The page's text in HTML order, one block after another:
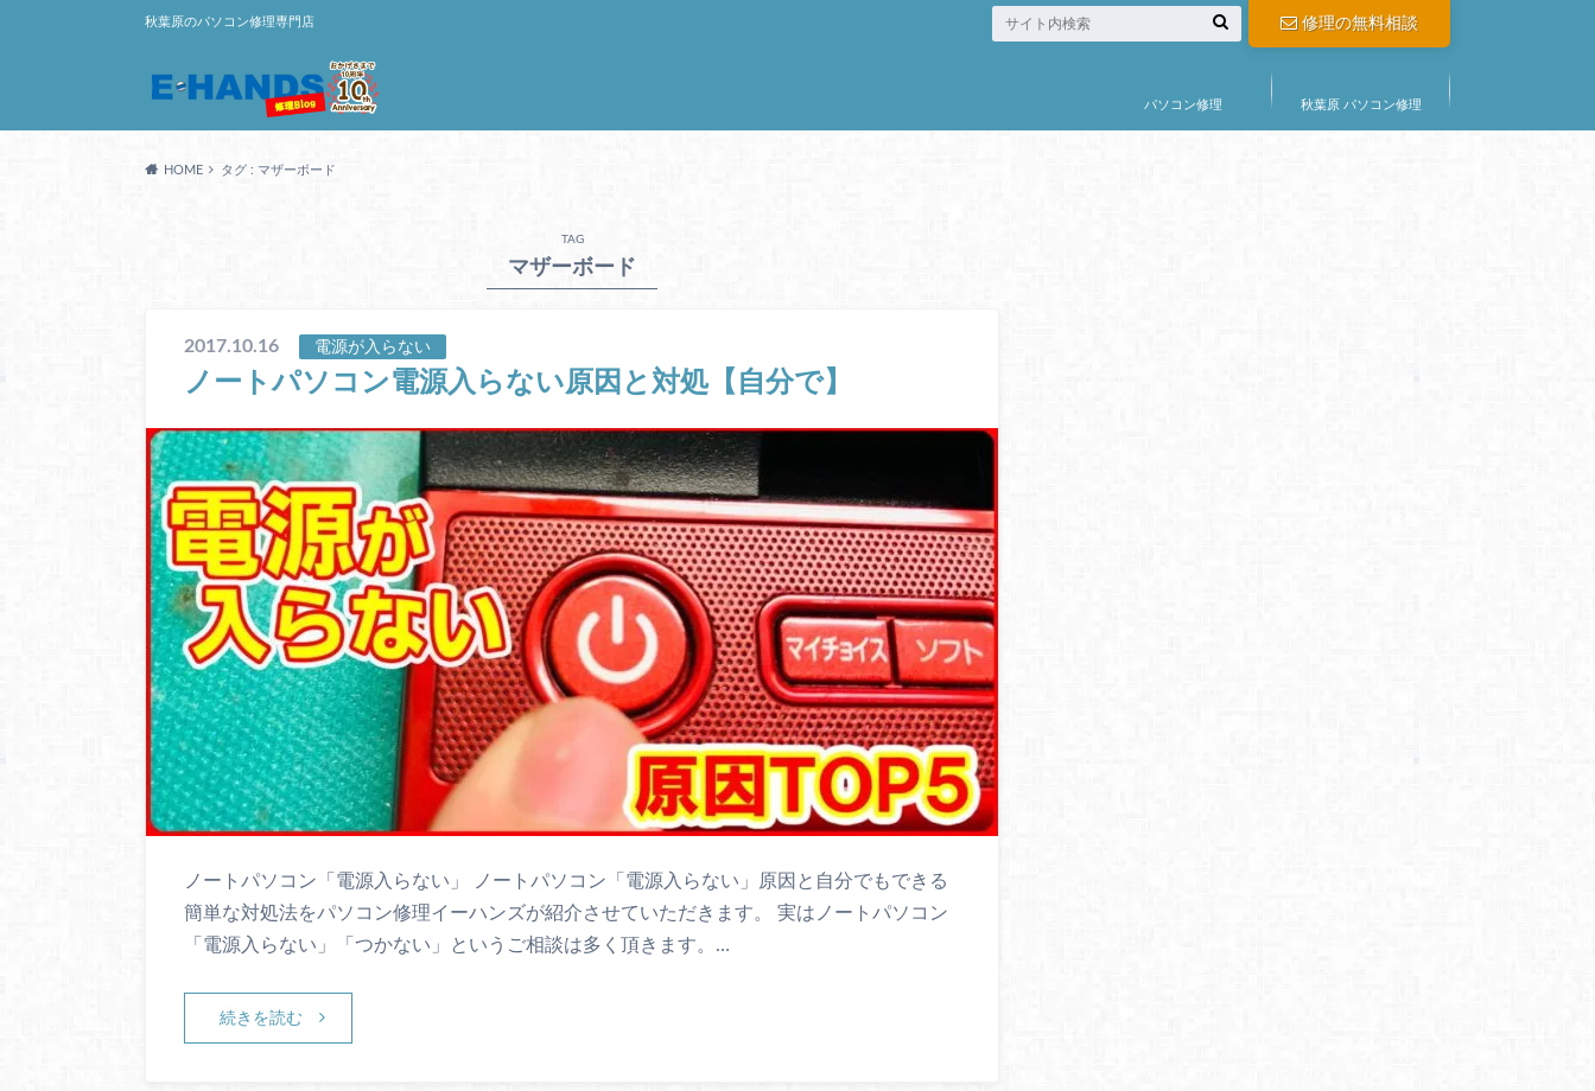
秋葉原のパソコン修理専門店 修理の無料相談
パソコン修理 秋葉原 パソコン修理
HOME タグ : マザーボード
TAG
マザーボード
2017.10.16 電源が入らない
ノートパソコン電源入らない原因と対処【自分で】
ノートパソコン「電源入らない」 ノートパソコン「電源入らない」原因と自分でもできる
簡単な対処法をパソコン修理イーハンズが紹介させていただきます。 実はノートパソコン
「電源入らない」「つかない」というご相談は多く頂きます。…
続きを読む